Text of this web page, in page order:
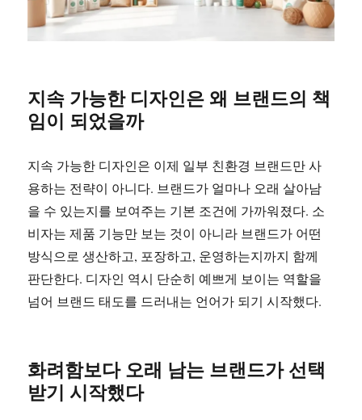
지속 가능한 디자인은 왜 브랜드의 책
임이 되었을까
지속 가능한 디자인은 이제 일부 친환경 브랜드만 사
용하는 전략이 아니다. 브랜드가 얼마나 오래 살아남
을 수 있는지를 보여주는 기본 조건에 가까워졌다. 소
비자는 제품 기능만 보는 것이 아니라 브랜드가 어떤
방식으로 생산하고, 포장하고, 운영하는지까지 함께
판단한다. 디자인 역시 단순히 예쁘게 보이는 역할을
넘어 브랜드 태도를 드러내는 언어가 되기 시작했다.
화려함보다 오래 남는 브랜드가 선택
받기 시작했다